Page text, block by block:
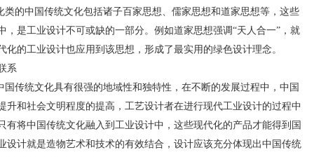
中国传统文化包括诸子百家思想、儒家思想和道家思想等，这些
是工业设计不可或缺的一部分。例如道家思想强调“天人合一”，就
的工业设计也应用到该思想，形成了最实用的绿色设计理念。
系
统文化具有很强的地域性和独特性，在不断的发展过程中，中国
升和社会文明程度的提高，工艺设计者在进行现代工业设计的过程中
将中国传统文化融入到工业设计中，这些现代化的产品才能得到国
设计就是造物艺术和技术的有效结合，设计应该充分体现出中国传统